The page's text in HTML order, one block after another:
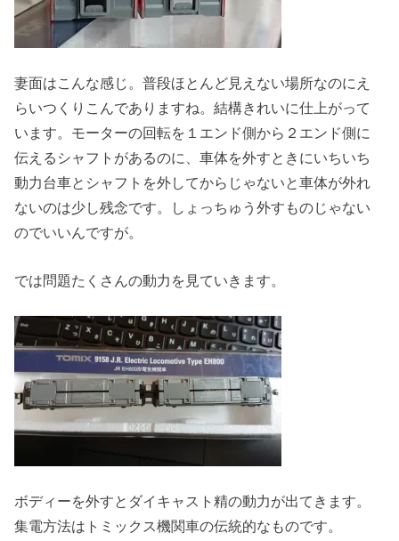
妻面はこんな感じ。普段ほとんど見えない場所なのにえ
らいつくりこんでありますね。結構きれいに仕上がって
います。モーターの回転を１エンド側から２エンド側に
伝えるシャフトがあるのに、車体を外すときにいちいち
動力台車とシャフトを外してからじゃないと車体が外れ
ないのは少し残念です。しょっちゅう外すものじゃない
のでいいんですが。
では問題たくさんの動力を見ていきます。
ボディーを外すとダイキャスト精の動力が出てきます。
集電方法はトミックス機関車の伝統的なものです。